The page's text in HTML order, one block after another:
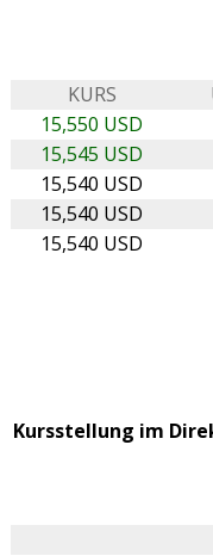
KURS
15,550 USD
15,545 USD
15,540 USD
15,540 USD
15,540 USD
Kursstellung im